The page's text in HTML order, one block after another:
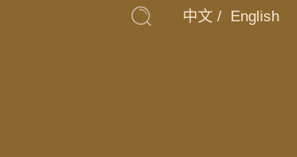
中文 / English